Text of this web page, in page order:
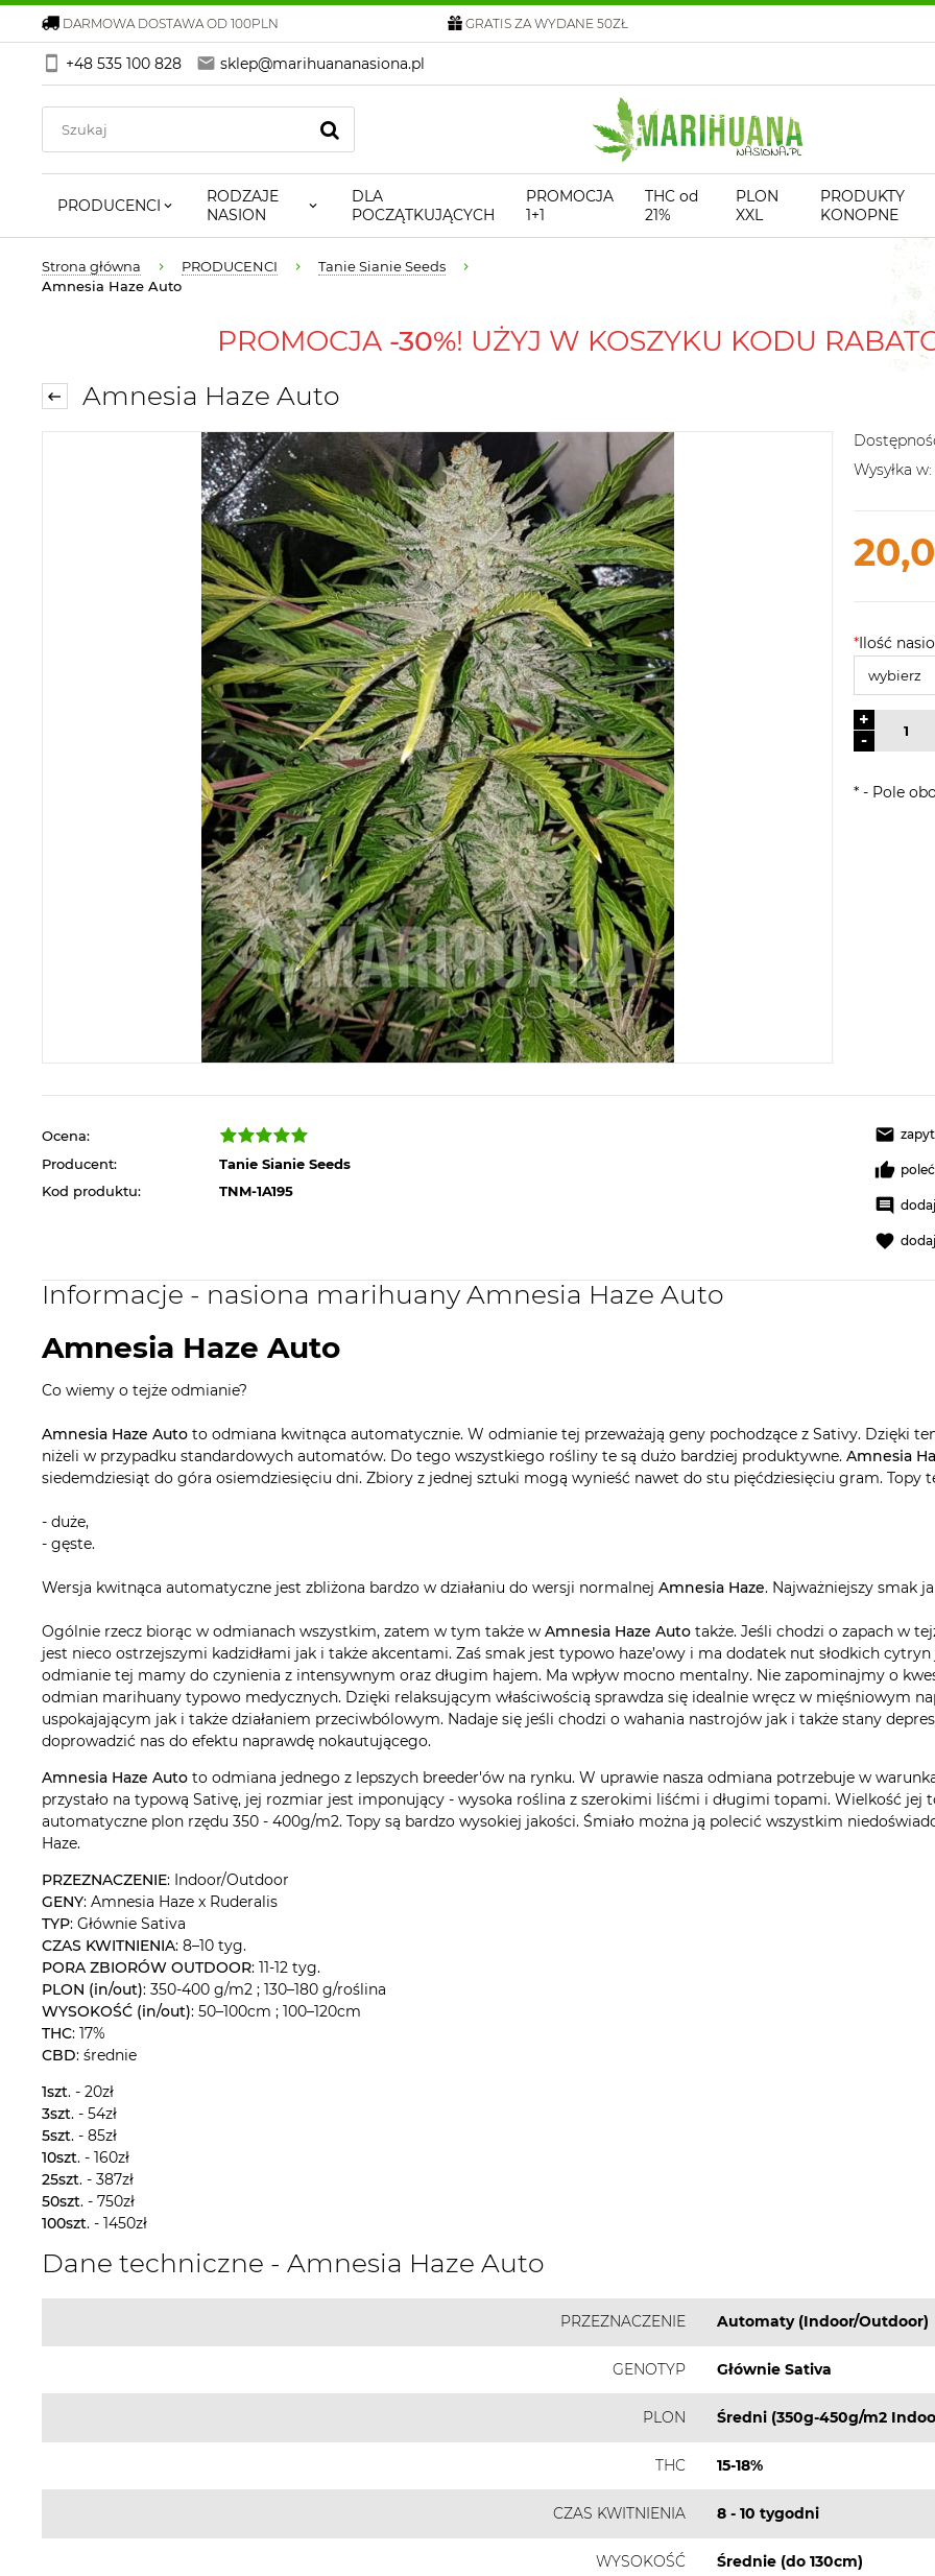
DARMOWA DOSTAWA OD 100PLN GRATIS ZA WYDANE 50ZŁ
+48 535 100 828 sklep@marihuananasiona.pl
PRODUCENCI
RODZAJE
NASION
DLA
POCZĄTKUJĄCYCH
PROMOCJA
1+1
THC od
21%
PLON
XXL
PRODUKTY
KONOPNE
Strona główna PRODUCENCI
Tanie Sianie Seeds
Amnesia Haze Auto
PROMOCJA -30%! UŻYJ W KOSZYKU KODU
Amnesia Haze Auto
Wysyłka w:
*Ilość
-
+
* - Pole
Ocena:
Producent:
Tanie Sianie Seeds
Kod produktu:
TNM-1A195
Informacje - nasiona marihuany Amnesia Haze Auto
Amnesia Haze Auto
Co wiemy o tejże odmianie?
Amnesia Haze Auto to odmiana kwitnąca automatycznie. W odmianie tej przeważają geny pochodzące z Sativy. Dzięki
niżeli w przypadku standardowych automatów. Do tego wszystkiego rośliny te są dużo bardziej produktywne. Amnesia
siedemdziesiąt do góra osiemdziesięciu dni. Zbiory z jednej sztuki mogą wynieść nawet do stu pięćdziesięciu gram. Topy
- duże,
- gęste.
Wersja kwitnąca automatyczne jest zbliżona bardzo w działaniu do wersji normalnej Amnesia Haze. Najważniejszy smak
Ogólnie rzecz biorąc w odmianach wszystkim, zatem w tym także w Amnesia Haze Auto także. Jeśli chodzi o zapach w
jest nieco ostrzejszymi kadzidłami jak i także akcentami. Zaś smak jest typowo haze’owy i ma dodatek nut słodkich
odmianie tej mamy do czynienia z intensywnym oraz długim hajem. Ma wpływ mocno mentalny. Nie zapominajmy o
odmian marihuany typowo medycznych. Dzięki relaksującym właściwością sprawdza się idealnie wręcz w mięśniowym
uspokajającym jak i także działaniem przeciwbólowym. Nadaje się jeśli chodzi o wahania nastrojów jak i także stany
doprowadzić nas do efektu naprawdę nokautującego.
Amnesia Haze Auto to odmiana jednego z lepszych breeder'ów na rynku. W uprawie nasza odmiana potrzebuje w
przystało na typową Sativę, jej rozmiar jest imponujący - wysoka roślina z szerokimi liśćmi i długimi topami. Wielkość jej
automatyczne plon rzędu 350 - 400g/m2. Topy są bardzo wysokiej jakości. Śmiało można ją polecić wszystkim
Haze.
PRZEZNACZENIE: Indoor/Outdoor
GENY: Amnesia Haze x Ruderalis
TYP: Głównie Sativa
CZAS KWITNIENIA: 8–10 tyg.
PORA ZBIORÓW OUTDOOR: 11-12 tyg.
PLON (in/out): 350-400 g/m2 ; 130–180 g/roślina
WYSOKOŚĆ (in/out): 50–100cm ; 100–120cm
THC: 17%
CBD: średnie
1szt. - 20zł
3szt. - 54zł
5szt. - 85zł
10szt. - 160zł
25szt. - 387zł
50szt. - 750zł
100szt. - 1450zł
Dane techniczne - Amnesia Haze Auto
PRZEZNACZENIE Automaty (Indoor/Outdoor)
GENOTYP Głównie Sativa
PLON Średni (350g-450g/m2
THC 15-18%
CZAS KWITNIENIA 8 - 10 tygodni
WYSOKOŚĆ Średnie (do 130cm)